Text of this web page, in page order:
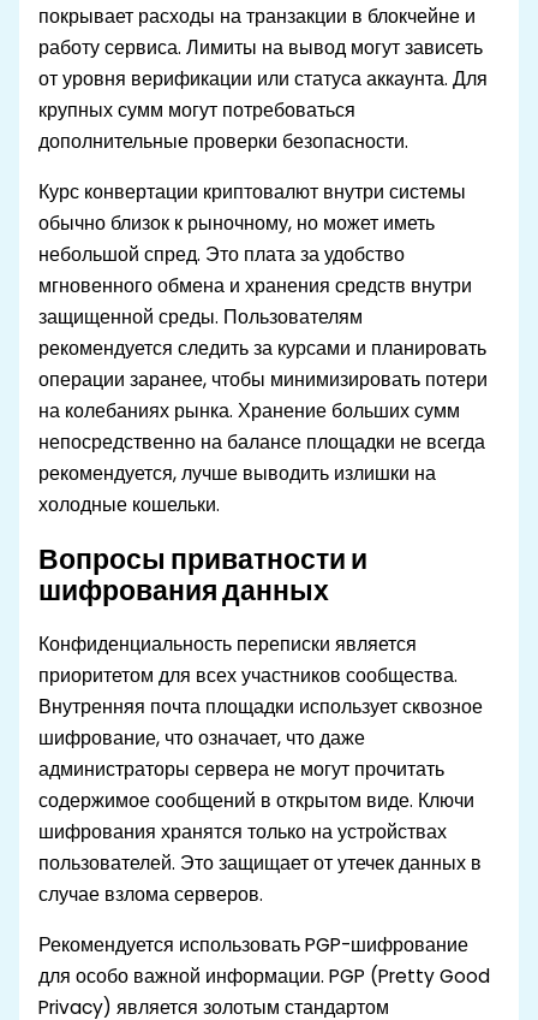
покрывает расходы на транзакции в блокчейне и
работу сервиса. Лимиты на вывод могут зависеть
от уровня верификации или статуса аккаунта. Для
крупных сумм могут потребоваться
дополнительные проверки безопасности.
Курс конвертации криптовалют внутри системы
обычно близок к рыночному, но может иметь
небольшой спред. Это плата за удобство
мгновенного обмена и хранения средств внутри
защищенной среды. Пользователям
рекомендуется следить за курсами и планировать
операции заранее, чтобы минимизировать потери
на колебаниях рынка. Хранение больших сумм
непосредственно на балансе площадки не всегда
рекомендуется, лучше выводить излишки на
холодные кошельки.
Вопросы приватности и
шифрования данных
Конфиденциальность переписки является
приоритетом для всех участников сообщества.
Внутренняя почта площадки использует сквозное
шифрование, что означает, что даже
администраторы сервера не могут прочитать
содержимое сообщений в открытом виде. Ключи
шифрования хранятся только на устройствах
пользователей. Это защищает от утечек данных в
случае взлома серверов.
Рекомендуется использовать PGP-шифрование
для особо важной информации. PGP (Pretty Good
Privacy) является золотым стандартом